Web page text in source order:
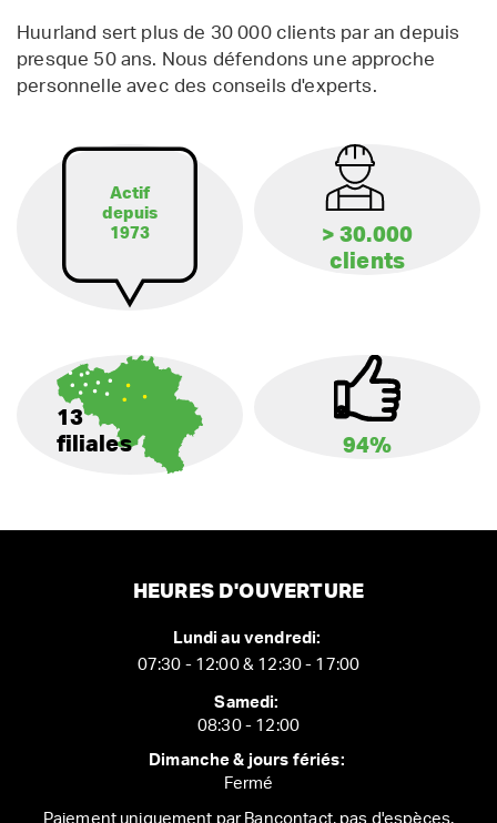
Huurland sert plus de 30 000 clients par an depuis
presque 50 ans. Nous défendons une approche
personnelle avec des conseils d'experts.
Actif
depuis
1973
> 30.000
clients
13
filiales
94%
HEURES D'OUVERTURE
Lundi au vendredi:
07:30 - 12:00 & 12:30 - 17:00
Samedi:
08:30 - 12:00
Dimanche & jours fériés:
Fermé
Paiement uniquement par Bancontact, pas d'espèces.